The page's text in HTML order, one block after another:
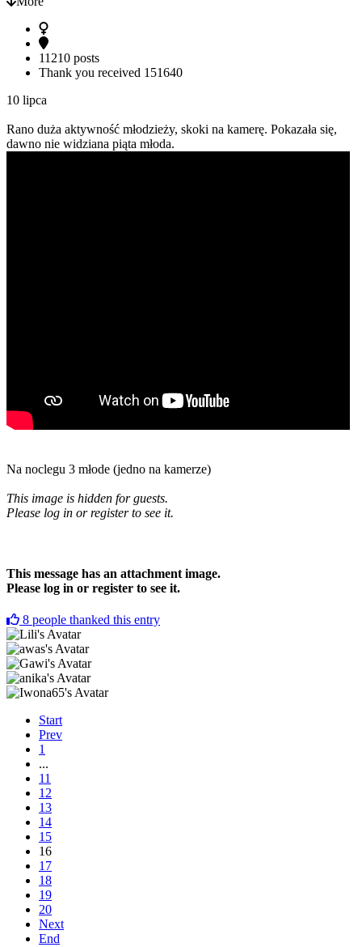
11210 posts
Thank you received 151640
10 lipca
Rano duża aktywność młodzieży, skoki na kamerę. Pokazała się,
dawno nie widziana piąta młoda.
Na noclegu 3 młode (jedno na kamerze)
This image is hidden for guests.
Please log in or register to see it.
This message has an attachment image.
Please log in or register to see it.
8 people thanked this entry
Start
Prev
1
...
11
12
13
14
15
16
17
18
19
20
Next
End